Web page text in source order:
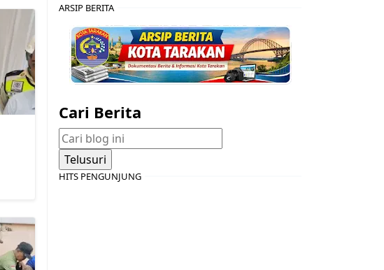
ARSIP BERITA
Cari Berita
HITS PENGUNJUNG